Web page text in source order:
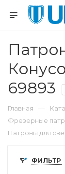
69893
Главная —
Фрезерные
Патроны для
ФИЛЬТР